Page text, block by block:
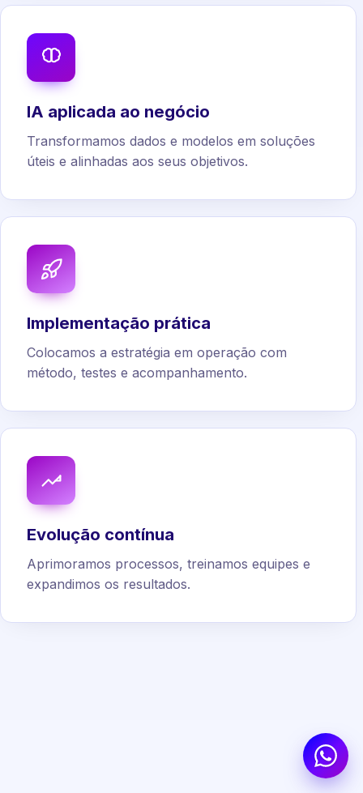
IA aplicada ao negócio
Transformamos dados e modelos em soluções
úteis e alinhadas aos seus objetivos.
Implementação prática
Colocamos a estratégia em operação com
método, testes e acompanhamento.
Evolução contínua
Aprimoramos processos, treinamos equipes e
expandimos os resultados.